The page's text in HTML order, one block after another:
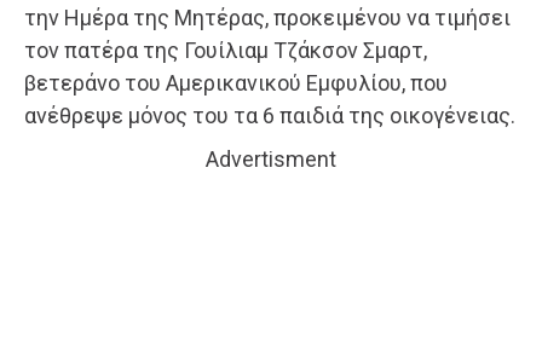
την Ημέρα της Μητέρας, προκειμένου να τιμήσει
τον πατέρα της Γουίλιαμ Τζάκσον Σμαρτ,
βετεράνο του Αμερικανικού Εμφυλίου, που
ανέθρεψε μόνος του τα 6 παιδιά της οικογένειας.
Advertisment